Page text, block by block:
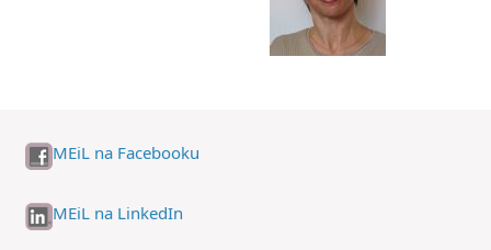
MEiL na Facebooku
MEiL na LinkedIn